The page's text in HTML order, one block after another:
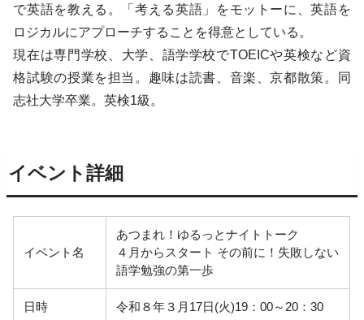
で英語を教える。「考える英語」をモットーに、英語を
ロジカルにアプローチすることを得意としている。
現在は専門学校、大学、語学学校でTOEICや英検など資
格試験の授業を担当。趣味は読書、音楽、京都散策。同
志社大学卒業。英検1級。
イベント詳細
イベント名
あつまれ！ゆるっとナイトトーク
４月からスタート その前に！失敗しない
語学勉強の第一歩
日時 令和８年３月17日(火)19：00～20：30